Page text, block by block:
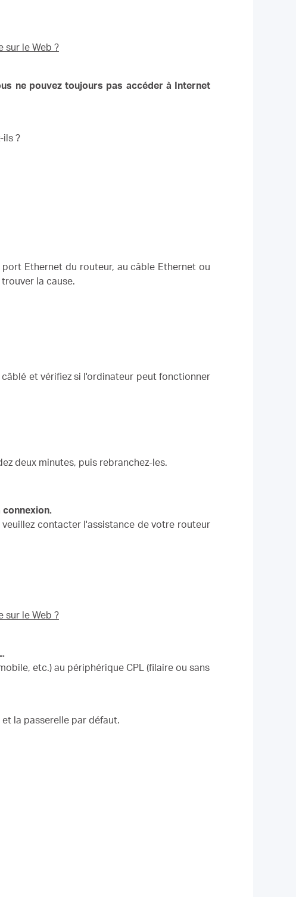
sur le Web ?
ne pouvez toujours pas accéder à Internet
ils ?
Ethernet du routeur, au câble Ethernet ou
la cause.
et vérifiez si l'ordinateur peut fonctionner
deux minutes, puis rebranchez-les.
veuillez contacter l'assistance de votre routeur
sur le Web ?
etc.) au périphérique CPL (filaire ou sans
la passerelle par défaut.